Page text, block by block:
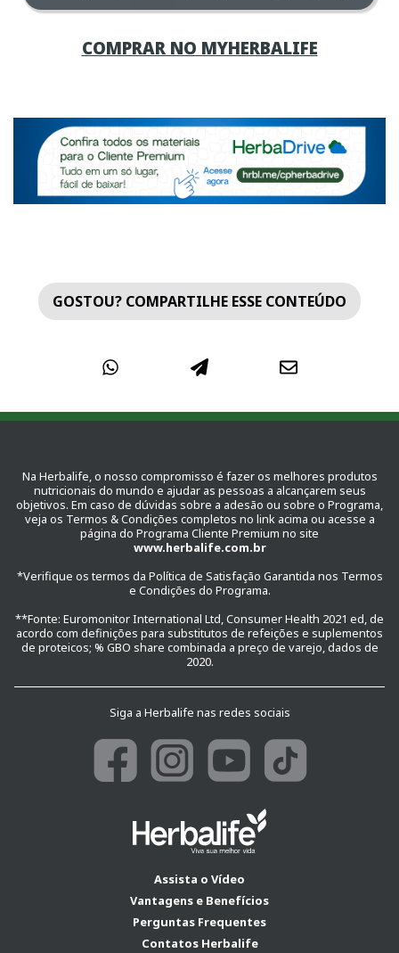
COMPRAR NO MYHERBALIFE
GOSTOU? COMPARTILHE ESSE CONTEÚDO
Assista o Vídeo
Vantagens e Benefícios
Perguntas Frequentes
Contatos Herbalife
Na Herbalife, o nosso compromisso é fazer os melhores produtos
nutricionais do mundo e ajudar as pessoas a alcançarem seus
objetivos. Em caso de dúvidas sobre a adesão ou sobre o Programa,
veja os Termos & Condições completos no link acima ou acesse a
página do Programa Cliente Premium no site
www.herbalife.com.br
*Verifique os termos da Política de Satisfação Garantida nos Termos
e Condições do Programa.
**Fonte: Euromonitor International Ltd, Consumer Health 2021 ed, de
acordo com definições para substitutos de refeições e suplementos
de proteicos; % GBO share combinada a preço de varejo, dados de
2020.
Siga a Herbalife nas redes sociais